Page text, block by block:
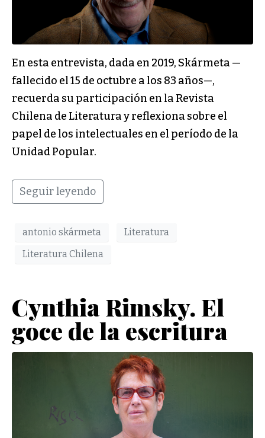
En esta entrevista, dada en 2019, Skármeta —
fallecido el 15 de octubre a los 83 años—,
recuerda su participación en la Revista
Chilena de Literatura y reflexiona sobre el
papel de los intelectuales en el período de la
Unidad Popular.
Seguir leyendo
antonio skármeta
Literatura
Literatura Chilena
Cynthia Rimsky. El
goce de la escritura